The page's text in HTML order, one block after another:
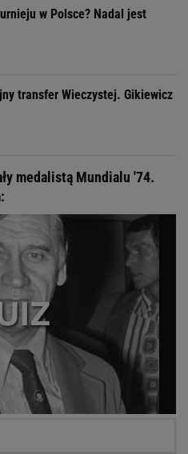
w Polsce? Nadal jest
transfer Wieczystej. Gikiewicz
medalistą Mundialu '74.